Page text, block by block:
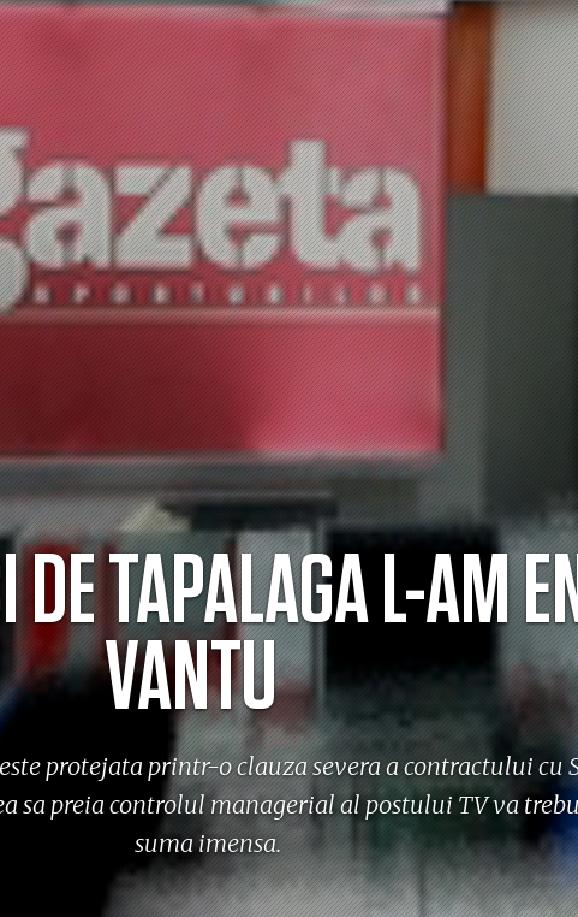
TAPALAGA L-AM
VANTU
protejata printr-o clauza severa a contractului cu
sa preia controlul managerial al postului TV va
suma imensa.